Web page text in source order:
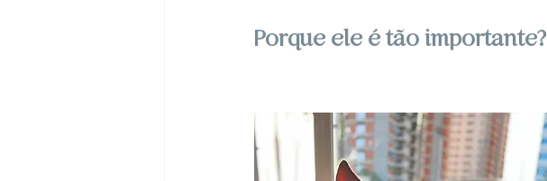
Porque ele é tão importante?